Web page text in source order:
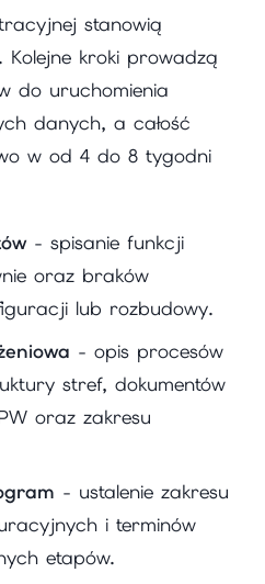
stanowią
kroki prowadzą
do uruchomienia
danych, a całość
w od 4 do 8 tygodni
- spisanie funkcji
oraz braków
lub rozbudowy.
- opis procesów
stref, dokumentów
oraz zakresu
- ustalenie zakresu
i terminów
etapów.